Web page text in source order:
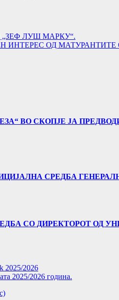
ЛУШ МАРКУ“.
ОД МАТУРАНТИТЕ
ВО СКОПЈЕ ЈА
СРЕДБА
СО ДИРЕКТОРОТ ОД
2025/2026
2025/2026 година.